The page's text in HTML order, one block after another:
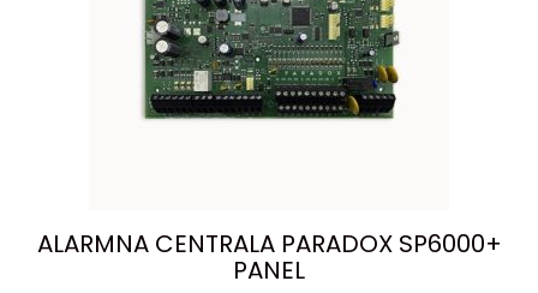
ALARMNA CENTRALA PARADOX SP6000+
PANEL